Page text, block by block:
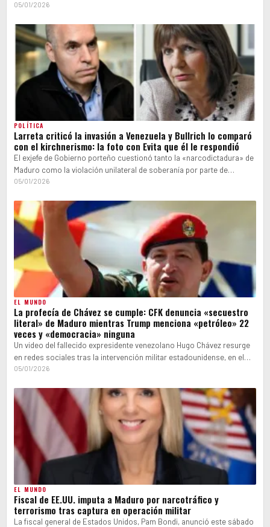
como mandataria…
05/01/2026
POLÍTICA
Larreta criticó la invasión a Venezuela y Bullrich lo comparó
con el kirchnerismo: la foto con Evita que él le respondió
El exjefe de Gobierno porteño cuestionó tanto la «narcodictadura» de
Maduro como la violación unilateral de soberanía por parte de
Estados Unidos.…
05/01/2026
EL MUNDO
La profecía de Chávez se cumple: CFK denuncia «secuestro
literal» de Maduro mientras Trump menciona «petróleo» 22
veces y «democracia» ninguna
Un video del fallecido expresidente venezolano Hugo Chávez resurge
en redes sociales tras la intervención militar estadounidense, en el
que advertía hace…
05/01/2026
EL MUNDO
Fiscal de EE.UU. imputa a Maduro por narcotráfico y
terrorismo tras captura en operación militar
La fiscal general de Estados Unidos, Pam Bondi, anunció este sábado